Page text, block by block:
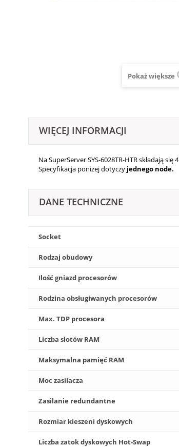
Pokaż większe
WIĘCEJ INFORMACJI
Na SuperServer SYS-6028TR-HTR składają się 4
Specyfikacja poniżej dotyczy jednego node.
DANE TECHNICZNE
Socket
Rodzaj obudowy
Ilość gniazd procesorów
Rodzina obsługiwanych procesorów
Max. TDP procesora
Liczba slotów RAM
Maksymalna pamięć RAM
Moc zasilacza
Zasilanie redundantne
Rozmiar kieszeni dyskowych
Liczba zatok dyskowych Hot-Swap